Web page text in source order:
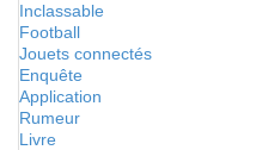
Inclassable
Football
Jouets connectés
Enquête
Application
Rumeur
Livre